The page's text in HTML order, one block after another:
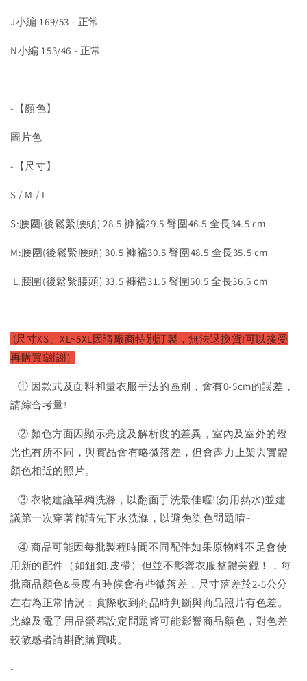
J小編 169/53 - 正常
N小編 153/46 - 正常
-【顏色】
圖片色
-【尺寸】
S / M / L
S:腰圍(後鬆緊腰頭) 28.5 褲襠29.5 臀圍46.5 全長34.5 cm
M:腰圍(後鬆緊腰頭) 30.5 褲襠30.5 臀圍48.5 全長35.5 cm
L:腰圍(後鬆緊腰頭) 33.5 褲襠31.5 臀圍50.5 全長36.5 cm
(尺寸XS、XL~5XL因請廠商特別訂製，無法退換貨!可以接受
再購買!謝謝)
① 因款式及面料和量衣服手法的區別，會有0-5cm的誤差，
請綜合考量!
② 顏色方面因顯示亮度及解析度的差異，室內及室外的燈
光也有所不同，與實品會有略微落差，但會盡力上架與實體
顏色相近的照片。
③ 衣物建議單獨洗滌，以翻面手洗最佳喔!(勿用熱水)並建
議第一次穿著前請先下水洗滌，以避免染色問題唷~
④ 商品可能因每批製程時間不同配件如果原物料不足會使
用新的配件（如鈕釦,皮帶）但並不影響衣服整體美觀！，每
批商品顏色&長度有時候會有些微落差，尺寸落差於2-5公分
左右為正常情況；實際收到商品時判斷與商品照片有色差。
光線及電子用品螢幕設定問題皆可能影響商品顏色，對色差
較敏感者請斟酌購買哦。
-